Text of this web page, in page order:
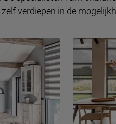
verdiepen in de